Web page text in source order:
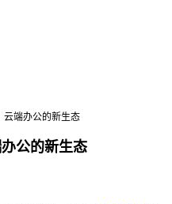
云端办公的新生态
公的新生态